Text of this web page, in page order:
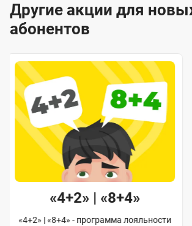
Другие акции для
абонентов
«4+2» | «8+4»
«4+2» | «8+4» - программа лояльности